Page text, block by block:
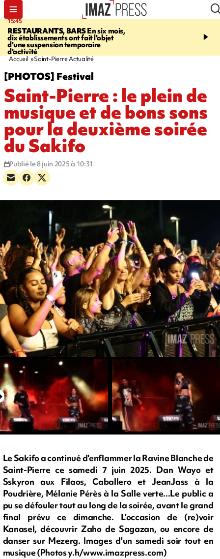
15:45
RESTAURANTS, BARSEn six mois,
dix établissements ont fait l'objet
d'une suspension temporaire
d'activité
17:17
Angeles, un homme vit
Accueil Saint-Pierre Actualité
[PHOTOS] Festival
Saint-Pierre : le plein de
musique et de bons sons
pour la deuxième soirée
du Sakifo
Publié le 8 juin 2025 à 10:31
Le Sakifo a continué d'enflammer la Ravine Blanche de
Saint-Pierre ce samedi 7 juin 2025. Dan Wayo et
Sskyron aux Filaos, Caballero et JeanJass à la
Poudrière, Mélanie Pérès à la Salle verte...Le public a
pu se défouler tout au long de la soirée, avant le grand
final prévu ce dimanche. L'occasion de (re)voir
Kanasel, découvrir Zaho de Sagazan, ou encore de
danser sur Mezerg. Images d'un samedi soir tout en
musique (Photos y.h/www.imazpress.com)